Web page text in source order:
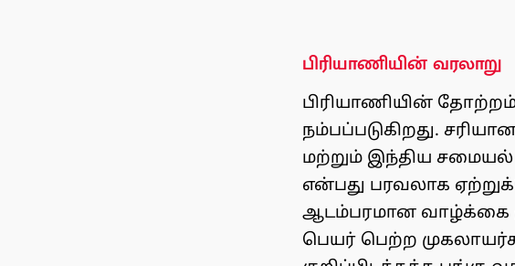
பிரியாணியின் வரலாறு
பிரியாணியின்
நம்பப்படுகிறது.
மற்றும் இந்திய சமையல்
என்பது பரவலாக
ஆடம்பரமான வாழ்க்கை
பெயர் பெற்ற